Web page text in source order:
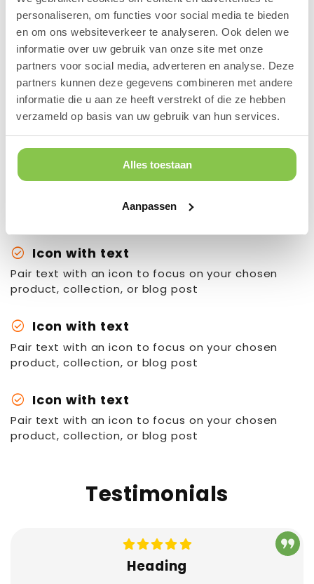
personaliseren, om functies voor social media te bieden
en om ons websiteverkeer te analyseren. Ook delen we
informatie over uw gebruik van onze site met onze
partners voor social media, adverteren en analyse. Deze
partners kunnen deze gegevens combineren met andere
informatie die u aan ze heeft verstrekt of die ze hebben
verzameld op basis van uw gebruik van hun services.
Alles toestaan
Aanpassen
check_circle Icon with text
Pair text with an icon to focus on your chosen
product, collection, or blog post
check_circle Icon with text
Pair text with an icon to focus on your chosen
product, collection, or blog post
check_circle Icon with text
Pair text with an icon to focus on your chosen
product, collection, or blog post
Content heading
product, collection, or blog post. Add details on
availability, style, or even provide a review.
Button label
Testimonials
Heading